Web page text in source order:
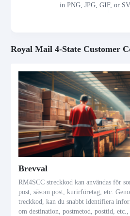
in PNG, JPG, GIF, or
Brevval
RM4SCC streckkod kan användas för
post, såsom post, kurirföretag, etc.
treckkod, kan du snabbt identifiera
om destination, postmetod, posttid,